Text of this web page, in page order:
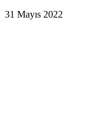
31 Mayıs 2022